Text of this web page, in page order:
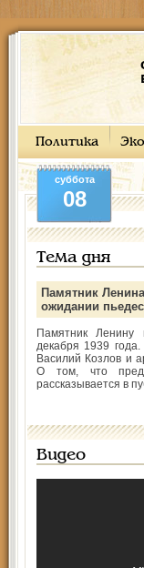
Политика
суббота
08
Тема дня
Памятник
ожидании
Памятник
декабря 1939
Василий Козлов и
О том, что
рассказывается в
Видео